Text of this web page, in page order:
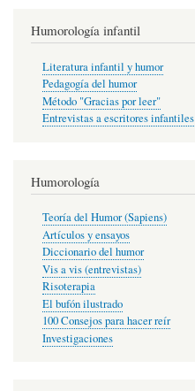
Humorología infantil
Literatura infantil y humor
Pedagogía del humor
Método "Gracias por leer"
Entrevistas a escritores infantiles
Humorología
Teoría del Humor (Sapiens)
Artículos y ensayos
Diccionario del humor
Vis a vis (entrevistas)
Risoterapia
El bufón ilustrado
100 Consejos para hacer reír
Investigaciones